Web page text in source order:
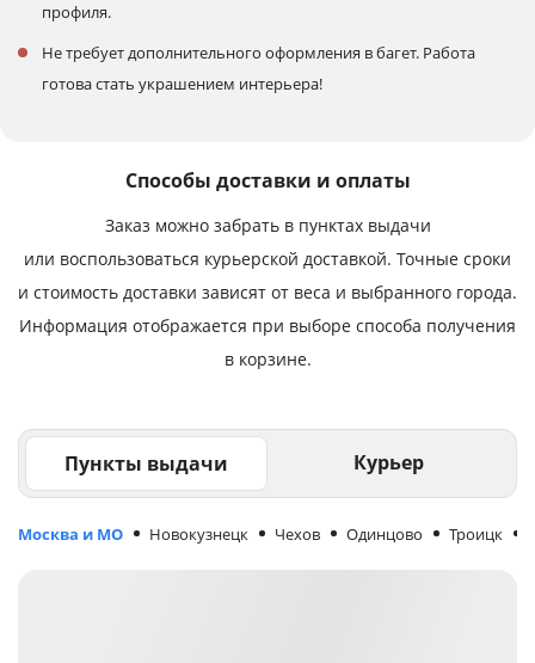
профиля.
Не требует дополнительного оформления в багет. Работа
готова стать украшением интерьера!
Способы доставки и оплаты
Заказ можно забрать в пунктах выдачи
или воспользоваться курьерской доставкой. Точные сроки
и стоимость доставки зависят от веса и выбранного города.
Информация отображается при выборе способа получения
в корзине.
Пункты выдачи Курьер
Москва и МО Новокузнецк Чехов Одинцово Троицк